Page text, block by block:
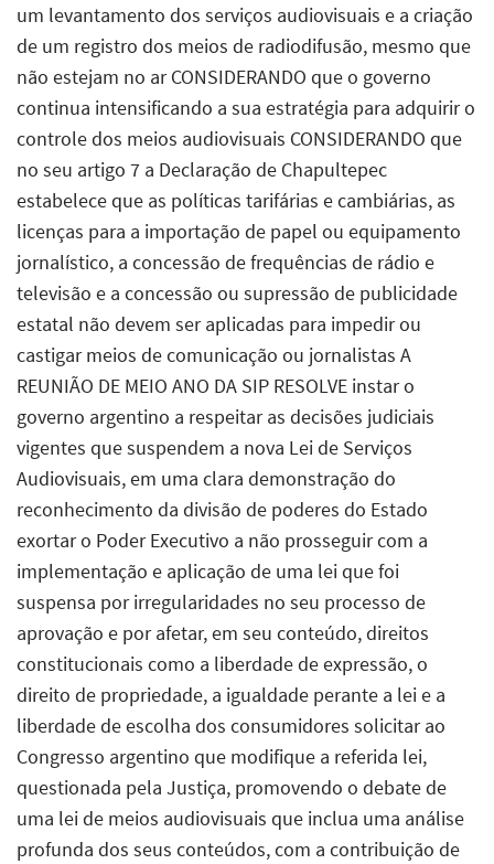
um levantamento dos serviços audiovisuais e a criação
de um registro dos meios de radiodifusão, mesmo que
não estejam no ar CONSIDERANDO que o governo
continua intensificando a sua estratégia para adquirir o
controle dos meios audiovisuais CONSIDERANDO que
no seu artigo 7 a Declaração de Chapultepec
estabelece que as políticas tarifárias e cambiárias, as
licenças para a importação de papel ou equipamento
jornalístico, a concessão de frequências de rádio e
televisão e a concessão ou supressão de publicidade
estatal não devem ser aplicadas para impedir ou
castigar meios de comunicação ou jornalistas A
REUNIÃO DE MEIO ANO DA SIP RESOLVE instar o
governo argentino a respeitar as decisões judiciais
vigentes que suspendem a nova Lei de Serviços
Audiovisuais, em uma clara demonstração do
reconhecimento da divisão de poderes do Estado
exortar o Poder Executivo a não prosseguir com a
implementação e aplicação de uma lei que foi
suspensa por irregularidades no seu processo de
aprovação e por afetar, em seu conteúdo, direitos
constitucionais como a liberdade de expressão, o
direito de propriedade, a igualdade perante a lei e a
liberdade de escolha dos consumidores solicitar ao
Congresso argentino que modifique a referida lei,
questionada pela Justiça, promovendo o debate de
uma lei de meios audiovisuais que inclua uma análise
profunda dos seus conteúdos, com a contribuição de